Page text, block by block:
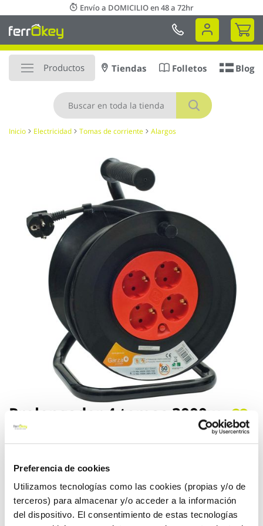
Preferencia de cookies
Utilizamos tecnologías como las cookies (propias y/o de
terceros) para almacenar y/o acceder a la información
del dispositivo. El consentimiento de estas tecnologías
al
contenido
Envío a DOMICILIO en 48 a 72hr
Mi
Productos
Buscar
Tiendas Folletos Blog
Inicio Electricidad Tomas de corriente Alargos
Prolongador 4 tomas 3000w
cable 50m garza
ENROLLACABLES BRICO DE 4 TOMAS SCHUKO Y ASA PARA
TRANSPORTAR.ALARGADOR PROLONGADOR ELÉCTRICO DE 50
METROS DE LARGO Y 1,5 MM DE GROSOR.CON SISTEMAS DE
PROTECCIÓN INFANTIL Y PROTECCIÓN DE SOBRECARGA DE
galería
Saltar
comienzo
de
galería
imágenes